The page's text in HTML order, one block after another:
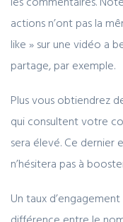
actions n’ont pas la
like » sur une vidéo a
partage, par exemple.
Plus vous obtiendrez
qui consultent votre
sera élevé. Ce dernier
n’hésitera pas à
Un taux